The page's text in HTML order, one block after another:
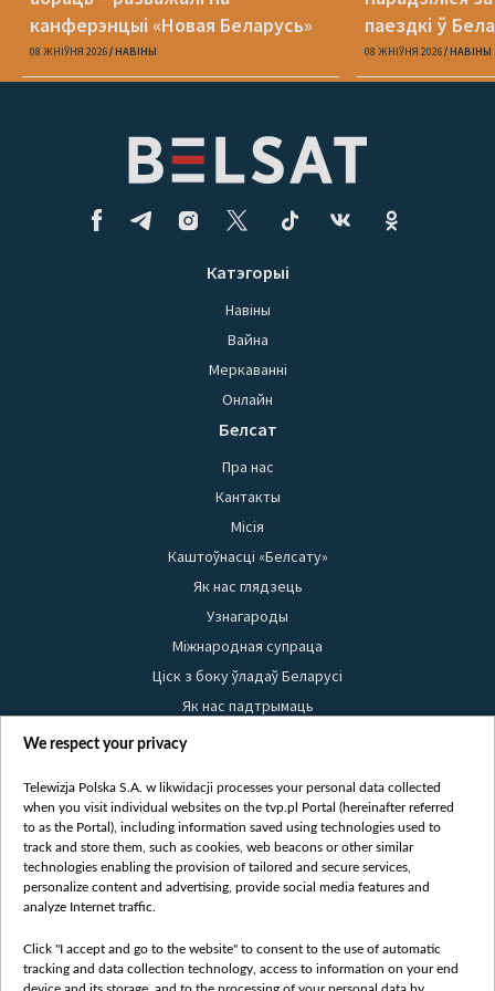
канферэнцыі «Новая Беларусь»
08 ЖНІЎНЯ 2026 НАВІНЫ
паездкі ў
беларускі
08 ЖНІЎНЯ 2026 НАВІНЫ
Катэгорыі
Навіны
Вайна
Меркаванні
Онлайн
Белсат
Пра нас
Кантакты
Місія
Каштоўнасці «Белсату»
Як нас глядзець
Узнагароды
Міжнародная супраца
Ціск з боку ўладаў Беларусі
Як нас падтрымаць
Правілы выкарыстання матэрыялаў
Бяспека
Youtube
Белсат news
Белсат Shorts
Жэстачайшы мульт
Belsat English
We respect your privacy
Telewizja Polska S.A. w likwidacji processes your personal data collected
when you visit individual websites on the tvp.pl Portal (hereinafter referred
to as the Portal), including information saved using technologies used to
track and store them, such as cookies, web beacons or other similar
technologies enabling the provision of tailored and secure services,
personalize content and advertising, provide social media features and
analyze Internet traffic.
Click "I accept and go to the website" to consent to the use of automatic
tracking and data collection technology, access to information on your end